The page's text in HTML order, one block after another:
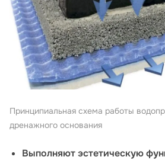
Принципиальная схема работы
дренажного основания
Выполняют эстетическую